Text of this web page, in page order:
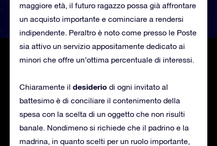
maggiore età, il futuro ragazzo possa già affrontare
un acquisto importante e cominciare a rendersi
indipendente. Peraltro è noto come presso le Poste
sia attivo un servizio appositamente dedicato ai
minori che offre un’ottima percentuale di interessi.
Chiaramente il desiderio di ogni invitato al
battesimo è di conciliare il contenimento della
spesa con la scelta di un oggetto che non risulti
banale. Nondimeno si richiede che il padrino e la
madrina, in quanto scelti per un ruolo importante,